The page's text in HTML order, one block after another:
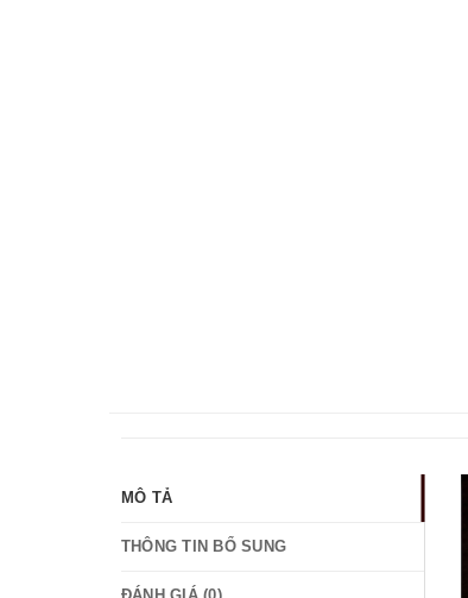
MÔ TẢ
THÔNG TIN BỔ SUNG